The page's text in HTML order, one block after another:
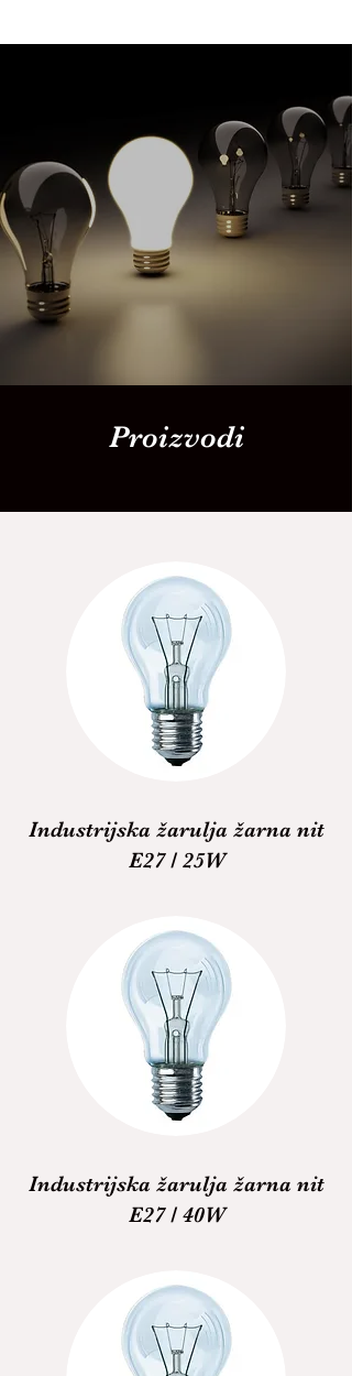
Proizvodi
Industrijska žarulja žarna nit
E27 / 25W
Industrijska žarulja žarna nit
E27 / 40W